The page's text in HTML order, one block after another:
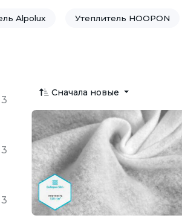
Alpolux Утеплитель HOOPON
3
3
3
Сначала новые